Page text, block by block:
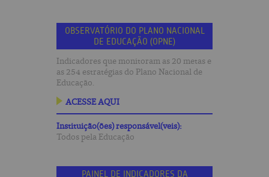
OBSERVATÓRIO DO PLANO NACIONAL
DE EDUCAÇÃO (OPNE)
Indicadores que monitoram as 20 metas e
as 254 estratégias do Plano Nacional de
Educação.
ACESSE AQUI
Instituição(ões) responsável(veis):
Todos pela Educação
PAINEL DE INDICADORES DA